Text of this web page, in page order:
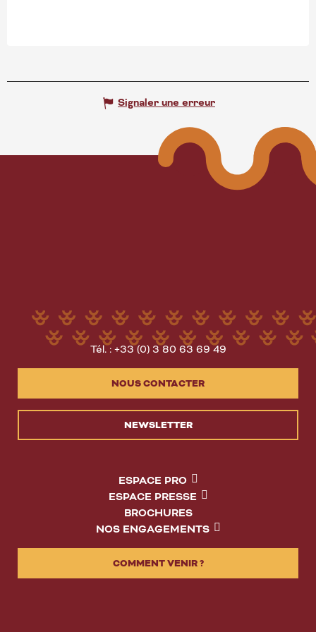
Signaler une erreur
Tél. : +33 (0) 3 80 63 69 49
NOUS CONTACTER
NEWSLETTER
ESPACE PRO
ESPACE PRESSE
BROCHURES
NOS ENGAGEMENTS
COMMENT VENIR ?